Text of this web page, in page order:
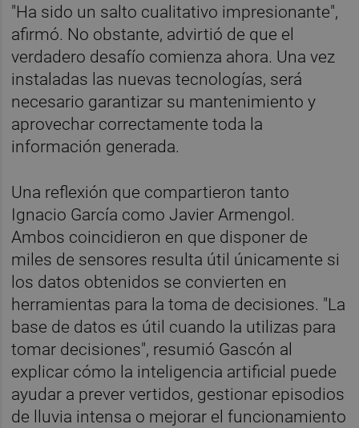
"Ha sido un salto cualitativo impresionante",
afirmó. No obstante, advirtió de que el
verdadero desafío comienza ahora. Una vez
instaladas las nuevas tecnologías, será
necesario garantizar su mantenimiento y
aprovechar correctamente toda la
información generada.
Una reflexión que compartieron tanto
Ignacio García como Javier Armengol.
Ambos coincidieron en que disponer de
miles de sensores resulta útil únicamente si
los datos obtenidos se convierten en
herramientas para la toma de decisiones. "La
base de datos es útil cuando la utilizas para
tomar decisiones", resumió Gascón al
explicar cómo la inteligencia artificial puede
ayudar a prever vertidos, gestionar episodios
de lluvia intensa o mejorar el funcionamiento